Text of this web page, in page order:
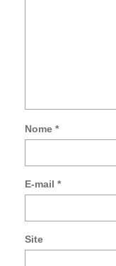
Nome *
E-mail *
Site